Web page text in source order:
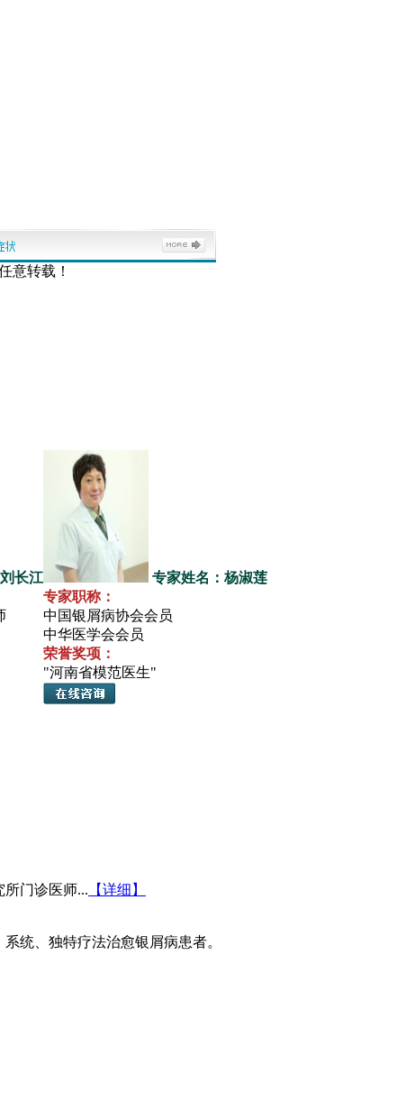
意转载！
长江
专家姓名：杨淑莲
专家职称：
中国银屑病协会会员
中华医学会会员
荣誉奖项：
"河南省模范医生"
门诊医师... 【详细】
统、独特疗法治愈银屑病患者。